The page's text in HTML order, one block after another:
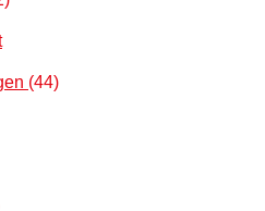
(44)